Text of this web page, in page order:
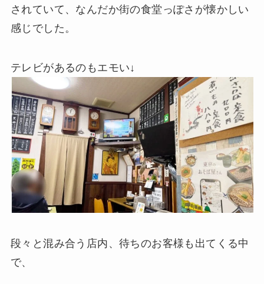
されていて、なんだか街の食堂っぽさが懐かしい
感じでした。
テレビがあるのもエモい↓
段々と混み合う店内、待ちのお客様も出てくる中
で、